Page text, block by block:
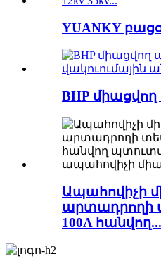
YUANKY
BHP
Ապահովիչի
արտադրողի
100A հանվող...